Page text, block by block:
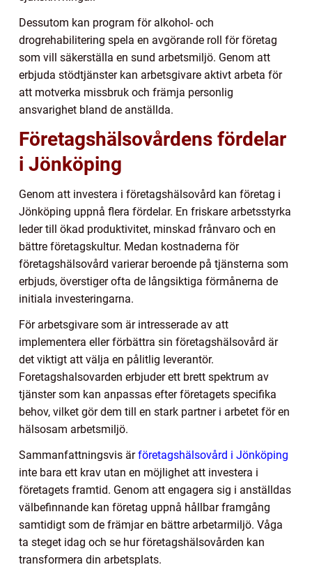
Dessutom kan program för alkohol- och
drogrehabilitering spela en avgörande roll för företag
som vill säkerställa en sund arbetsmiljö. Genom att
erbjuda stödtjänster kan arbetsgivare aktivt arbeta för
att motverka missbruk och främja personlig
ansvarighet bland de anställda.
Företagshälsovårdens fördelar
i Jönköping
Genom att investera i företagshälsovård kan företag i
Jönköping uppnå flera fördelar. En friskare arbetsstyrka
leder till ökad produktivitet, minskad frånvaro och en
bättre företagskultur. Medan kostnaderna för
företagshälsovård varierar beroende på tjänsterna som
erbjuds, överstiger ofta de långsiktiga förmånerna de
initiala investeringarna.
För arbetsgivare som är intresserade av att
implementera eller förbättra sin företagshälsovård är
det viktigt att välja en pålitlig leverantör.
Foretagshalsovarden erbjuder ett brett spektrum av
tjänster som kan anpassas efter företagets specifika
behov, vilket gör dem till en stark partner i arbetet för en
hälsosam arbetsmiljö.
Sammanfattningsvis ärföretagshälsovård i Jönköping
inte bara ett krav utan en möjlighet att investera i
företagets framtid. Genom att engagera sig i anställdas
välbefinnande kan företag uppnå hållbar framgång
samtidigt som de främjar en bättre arbetarmiljö. Våga
ta steget idag och se hur företagshälsovården kan
transformera din arbetsplats.